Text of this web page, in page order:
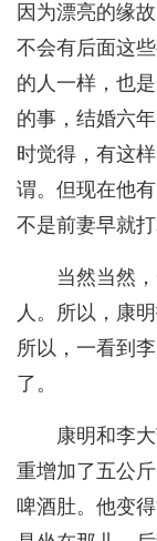
因为漂亮的缘
不会有后面这
的人一样，也
的事，结婚六
时觉得，有这
谓。但现在他
不是前妻早就
当然当然
人。所以，康
所以，一看到
了。
康明和李
重增加了五公
啤酒肚。他变